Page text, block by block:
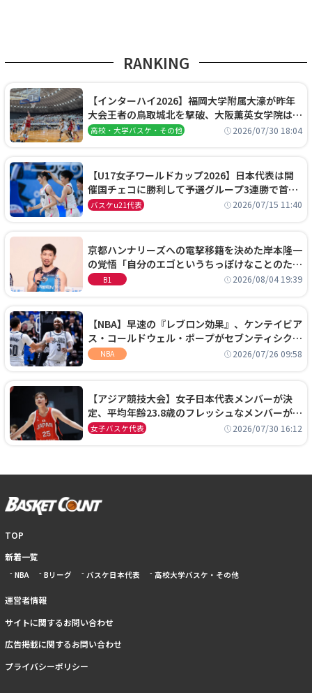
RANKING
【インターハイ2026】福岡大学附属大濠が昨年
大会王者の鳥取城北を撃破、大阪薫英女学院は岐
阜女子に完勝、大会3日目試合結果
高校・大学バスケ・その他 2026/07/30 18:04
【U17女子ワールドカップ2026】日本代表は開
催国チェコに勝利して予選グループ3連勝で首位
通過！準々決勝の相手はエジプトに決定
バスケu21代表 2026/07/15 11:40
京都ハンナリーズへの電撃移籍を決めた岸本隆一
の覚悟「自分のエゴというちっぽけなことのため
に、京都に来たわけではない」
B1 2026/08/04 19:39
【NBA】早速の『レブロン効果』、ケンテイビア
ス・コールドウェル・ポープがセブンティシクサ
ーズに1年契約で加入
NBA 2026/07/26 09:58
【アジア競技大会】女子日本代表メンバーが決
定、平均年齢23.8歳のフレッシュなメンバーが日
本開催の大舞台で頂点を狙う
女子バスケ代表 2026/07/30 16:12
TOP
新着一覧
NBA Bリーグ バスケ日本代表 高校大学バスケ・その他
運営者情報
サイトに関するお問い合わせ
広告掲載に関するお問い合わせ
プライバシーポリシー